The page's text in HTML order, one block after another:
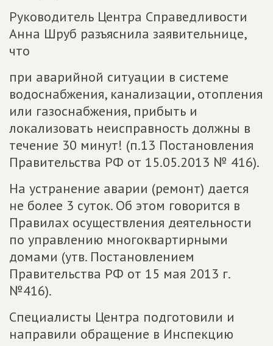
Руководитель Центра Справедливости
Анна Шруб разъяснила заявительнице,
что
при аварийной ситуации в системе
водоснабжения, канализации, отопления
или газоснабжения, прибыть и
локализовать неисправность должны в
течение 30 минут! (п.13 Постановления
Правительства РФ от 15.05.2013 № 416).
На устранение аварии (ремонт) дается
не более 3 суток. Об этом говорится в
Правилах осуществления деятельности
по управлению многоквартирными
домами (утв. Постановлением
Правительства РФ от 15 мая 2013 г.
№416).
Специалисты Центра подготовили и
направили обращение в Инспекцию